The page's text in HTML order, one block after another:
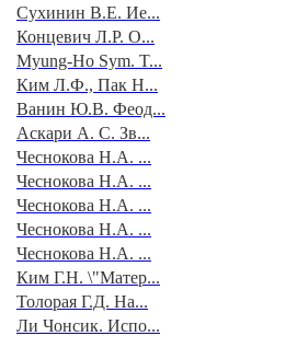
Сухинин В.Е. Ие...
Концевич Л.Р. О...
Myung-Ho Sym. T...
Ким Л.Ф., Пак Н...
Ванин Ю.В. Феод...
Аскари А. С. Зв...
Чеснокова Н.А. ...
Чеснокова Н.А. ...
Чеснокова Н.А. ...
Чеснокова Н.А. ...
Чеснокова Н.А. ...
Ким Г.Н. \"Матер...
Толорая Г.Д. На...
Ли Чонсик. Испо...